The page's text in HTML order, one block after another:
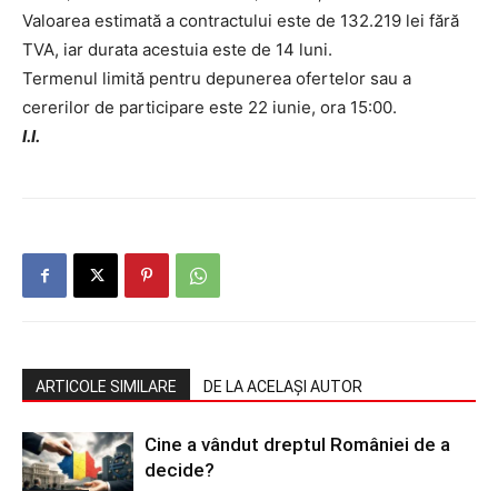
Valoarea estimată a contractului este de 132.219 lei fără
TVA, iar durata acestuia este de 14 luni.
Termenul limită pentru depunerea ofertelor sau a
cererilor de participare este 22 iunie, ora 15:00.
I.I.
ARTICOLE SIMILARE DE LA ACELAȘI AUTOR
Cine a vândut dreptul României de a
decide?